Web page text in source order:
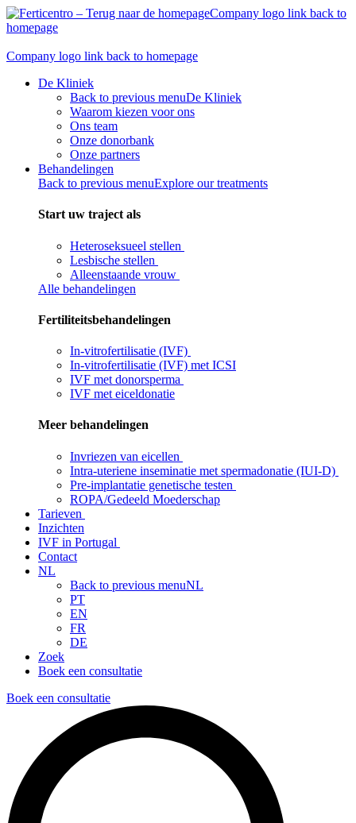
Skip
to
Company logo link back to
homepage
Company logo link back to homepage
De Kliniek
Back to previous menuDe Kliniek
Waarom kiezen voor ons
Ons team
Onze donorbank​
Onze partners
Behandelingen
Back to previous menuExplore our treatments
Start uw traject als
Heteroseksueel stellen
Lesbische stellen
Alleenstaande vrouw
Alle behandelingen
Fertiliteitsbehandelingen
In-vitrofertilisatie (IVF)
In-vitrofertilisatie (IVF) met ICSI
IVF met donorsperma
IVF met eiceldonatie
Meer behandelingen
Invriezen van eicellen
Intra-uteriene inseminatie met spermadonatie (IUI-D)
Pre-implantatie genetische testen
ROPA/Gedeeld Moederschap
Tarieven
Inzichten
IVF in Portugal
Contact
NL
Back to previous menuNL
PT
EN
FR
DE
Zoek
Boek een consultatie
Boek een consultatie